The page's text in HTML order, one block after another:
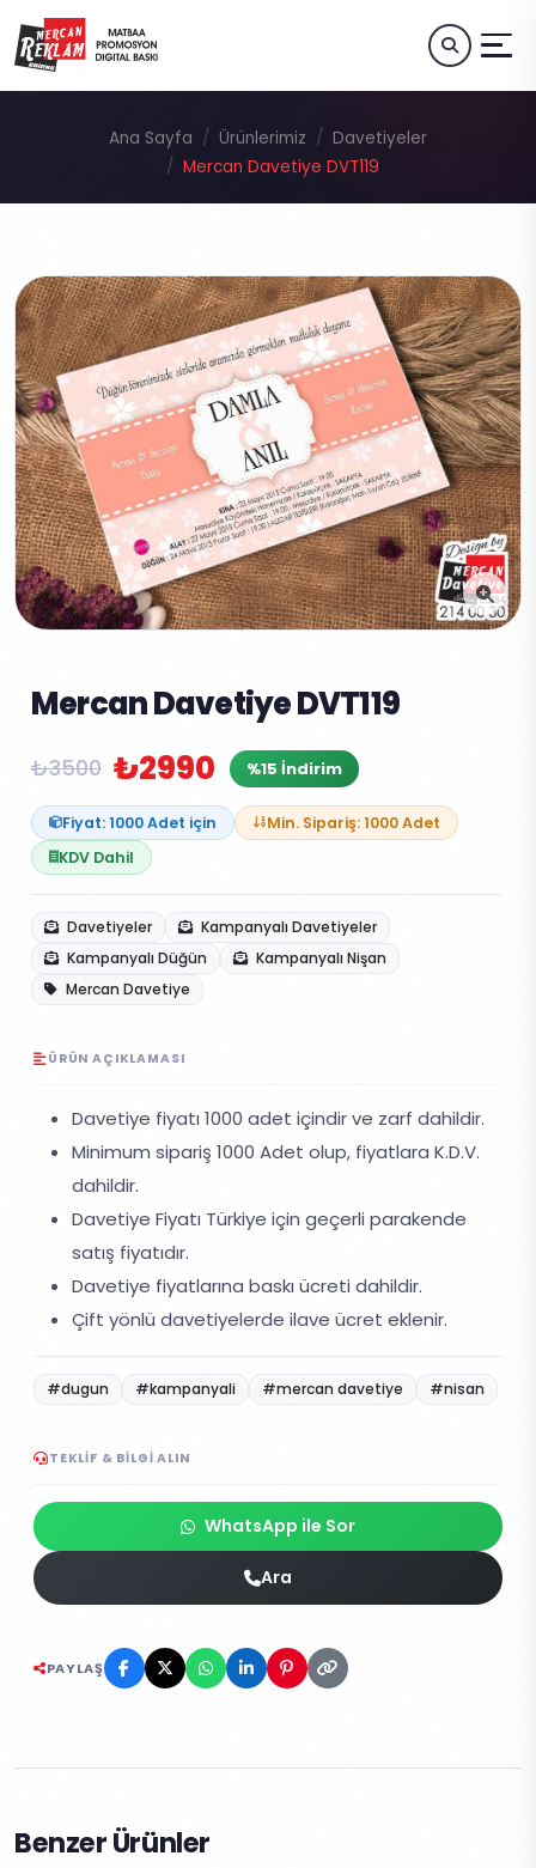
Ana Sayfa Ürünlerimiz
Davetiyeler
Mercan Davetiye DVT119
Mercan Davetiye DVT119
₺3500 ₺2990 %15 İndirim
Fiyat: 1000 Adet için
Min. Sipariş: 1000 Adet
KDV Dahil
Davetiyeler
Kampanyalı Davetiyeler
Kampanyalı Düğün
Kampanyalı Nişan
Mercan Davetiye
ÜRÜN AÇIKLAMASI
Davetiye fiyatı 1000 adet içindir ve zarf dahildir.
Minimum sipariş 1000 Adet olup, fiyatlara K.D.V.
dahildir.
Davetiye Fiyatı Türkiye için geçerli parakende
satış fiyatıdır.
Davetiye fiyatlarına baskı ücreti dahildir.
Çift yönlü davetiyelerde ilave ücret eklenir.
#dugun #kampanyali #mercan davetiye #nisan
TEKLIF & BILGI ALIN
WhatsApp ile Sor
Ara
PAYLAŞ
Benzer Ürünler